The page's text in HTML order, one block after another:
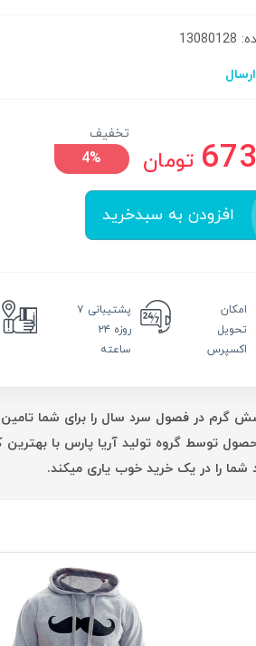
تومان
تخفیف
4%
افزودن به سبدخرید
امکان
تحویل
اکسپرس
پشتیبانی ۷
روزه ۲۴
ساعته
گرم در فصول سرد سال را برای شما تامین
توسط گروه تولید آریا پارس با